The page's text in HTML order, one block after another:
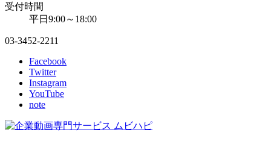
受付時間
平日9:00～18:00
03-3452-2211
Facebook
Twitter
Instagram
YouTube
note